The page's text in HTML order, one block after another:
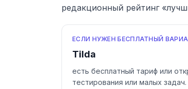
редакционный рейтинг
ЕСЛИ НУЖЕН БЕСПЛАТНЫЙ
Tilda
есть бесплатный тариф или
тестирования или малых задач.